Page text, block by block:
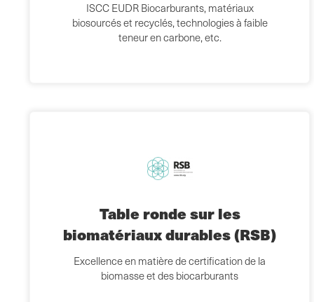
ISCC EUDR Biocarburants, matériaux
biosourcés et recyclés, technologies à faible
teneur en carbone, etc.
Table ronde sur les
biomatériaux durables (RSB)
Excellence en matière de certification de la
biomasse et des biocarburants